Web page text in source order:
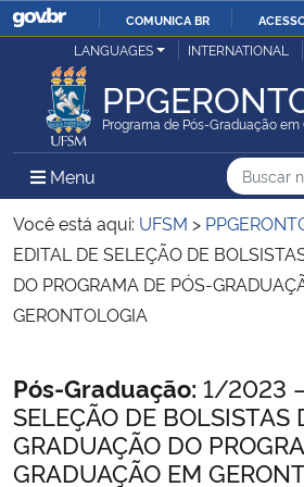
IR
O
COMUNICA BR
Ministério da Justiça e Segurança Pública
Ministério da Defesa
Ministério das Relações Exteriores
Ministério da Economia
Ministério da Agricultura, Pecuária e
Ministério da Educação
LANGUAGES INTERNATIONAL
Programa de Pós-Graduação
Menu Menu Principal do Sítio
Busca
Busca:
Você está aqui: UFSM >
EDITAL DE SELEÇÃO DE
DO PROGRAMA DE PÓS-
GERONTOLOGIA
Início do conteúdo
Pós-Graduação: 1/2023
SELEÇÃO DE BOLSISTAS
GRADUAÇÃO DO
GRADUAÇÃO EM